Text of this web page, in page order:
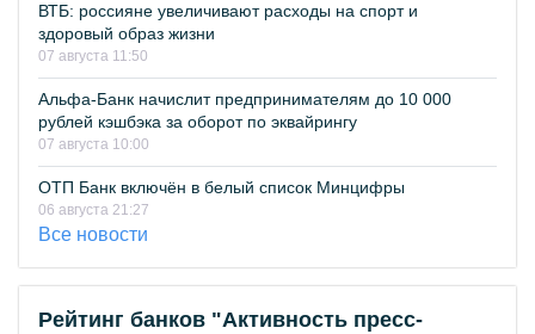
ВТБ: россияне увеличивают расходы на спорт и
здоровый образ жизни
07 августа 11:50
Альфа-Банк начислит предпринимателям до 10 000
рублей кэшбэка за оборот по эквайрингу
07 августа 10:00
ОТП Банк включён в белый список Минцифры
06 августа 21:27
Все новости
Рейтинг банков "Активность пресс-